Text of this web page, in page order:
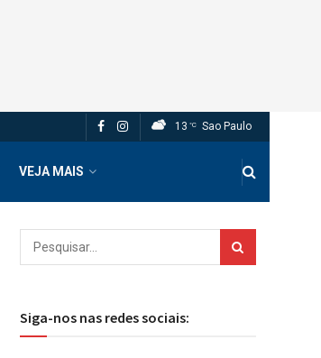
13 °C Sao Paulo
VEJA MAIS
Siga-nos nas redes sociais: